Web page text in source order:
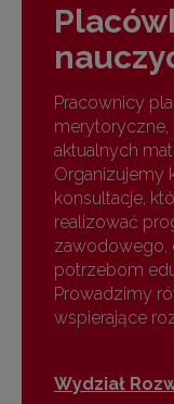
Pracownicy
aktualnych
Organizujemy
konsultacje,
realizować
zawodowego,
potrzebom
Prowadzimy
wspierające
Wydział